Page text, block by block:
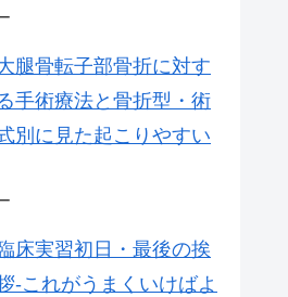
腿骨転子部骨折に対す
手術療法と骨折型・術
別に見た起こりやすい
床実習初日・最後の挨
-これがうまくいけばよ